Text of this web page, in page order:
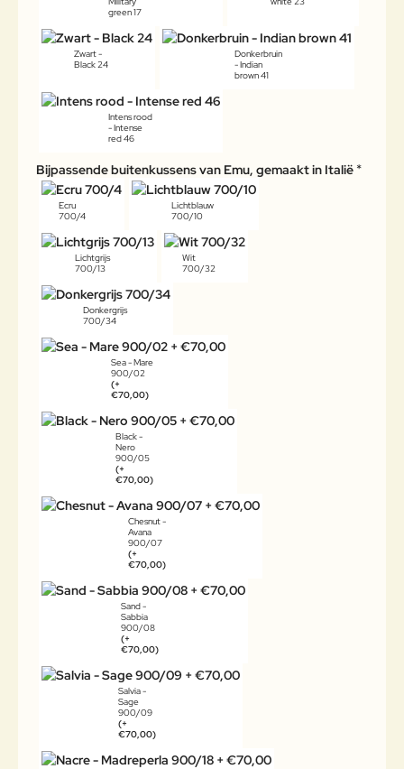
green 17
Zwart -
Black 24
Donkerbruin
- Indian
brown 41
Intens rood
- Intense
red 46
Bijpassende buitenkussens van Emu, gemaakt in Italië
Ecru
700/4
Lichtblauw
700/10
Lichtgrijs
700/13
Wit
700/32
Donkergrijs
700/34
Sea - Mare
900/02
(+
€70,00)
Black -
Nero
900/05
(+
€70,00)
Chesnut -
Avana
900/07
(+
€70,00)
Sand -
Sabbia
900/08
(+
€70,00)
Salvia -
Sage
900/09
(+
€70,00)